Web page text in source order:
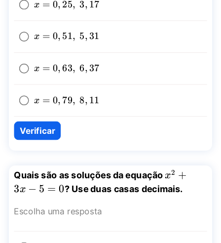
x=0,25,~3,17
x = 0, 25, 3, 17
x=0,51,~5,31
x = 0, 51, 5,31
x=0,63,~6,37
x = 0,63, 6,37
x=0,79,~8,11
x = 0, 79, 8, 11
Verificar
Quais são as soluções da equaçãox^2+3x-
5=0
x2 +
3x − 5 = 0? Use duas casas decimais.
Escolha uma resposta